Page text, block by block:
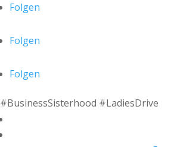
Folgen
Folgen
Folgen
#BusinessSisterhood #LadiesDrive